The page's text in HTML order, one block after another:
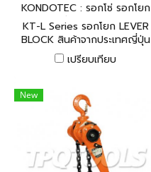
KONDOTEC : รอกโซ่ รอกโยก
รอกถ่วง KT-L2.0T
KT-L Series รอกโยก LEVER
BLOCK สินค้าจากประเทศญี่ปุ่น
พร้อมใบ CERTIFICATE
GUARANTEE
เปรียบเทียบ
New